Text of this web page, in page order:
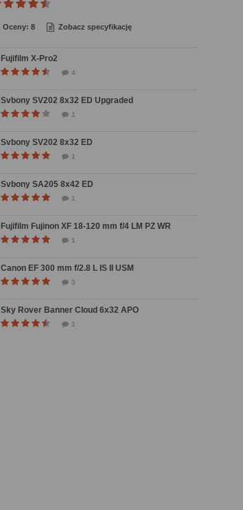
Oceny: 8 Zobacz specyfikację
Fujifilm X-Pro2
4
Svbony SV202 8x32 ED Upgraded
1
Svbony SV202 8x32 ED
1
Svbony SA205 8x42 ED
1
Fujifilm Fujinon XF 18-120 mm f/4 LM PZ WR
1
Canon EF 300 mm f/2.8 L IS II USM
3
Sky Rover Banner Cloud 6x32 APO
1